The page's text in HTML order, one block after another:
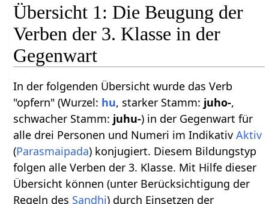
Übersicht 1: Die Beugung der
Verben der 3. Klasse in der
Gegenwart
In der folgenden Übersicht wurde das Verb
"opfern" (Wurzel: hu, starker Stamm: juho-,
schwacher Stamm: juhu-) in der Gegenwart für
alle drei Personen und Numeri im IndikativAktiv
(Parasmaipada) konjugiert. Diesem Bildungstyp
folgen alle Verben der 3. Klasse. Mit Hilfe dieser
Übersicht können (unter Berücksichtigung der
Regeln des Sandhi) durch Einsetzen der